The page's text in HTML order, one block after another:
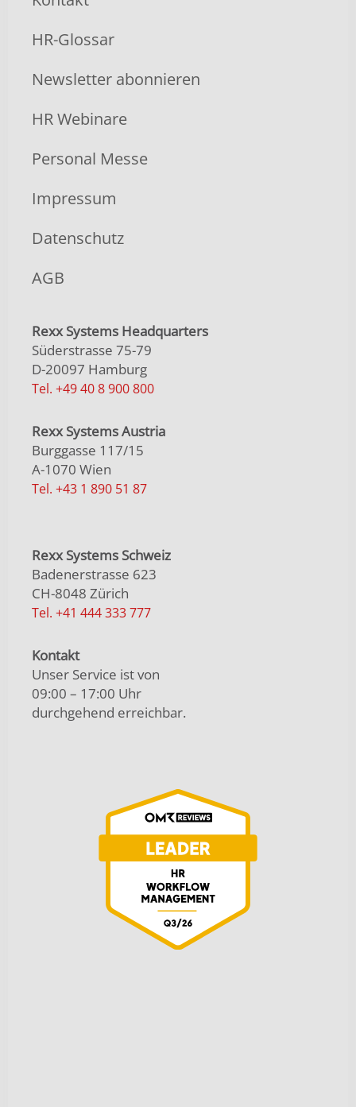
HR-Glossar
Newsletter abonnieren
HR Webinare
Personal Messe
Impressum
Datenschutz
AGB
Rexx Systems Headquarters
Süderstrasse 75-79
D-20097 Hamburg
Tel. +49 40 8 900 800
Rexx Systems Austria
Burggasse 117/15
A-1070 Wien
Tel. +43 1 890 51 87
Rexx Systems Schweiz
Badenerstrasse 623
CH-8048 Zürich
Tel. +41 444 333 777
Kontakt
Unser Service ist von
09:00 – 17:00 Uhr
durchgehend erreichbar.